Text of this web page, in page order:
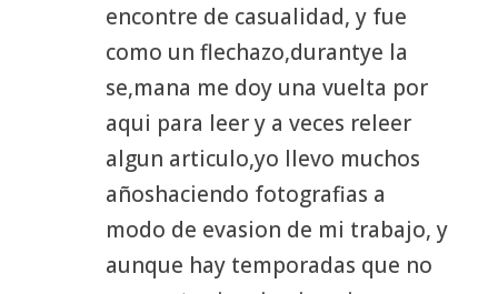
encontre de casualidad, y fue
como un flechazo,durantye la
se,mana me doy una vuelta por
aqui para leer y a veces releer
algun articulo,yo llevo muchos
añoshaciendo fotografias a
modo de evasion de mi trabajo, y
aunque hay temporadas que no